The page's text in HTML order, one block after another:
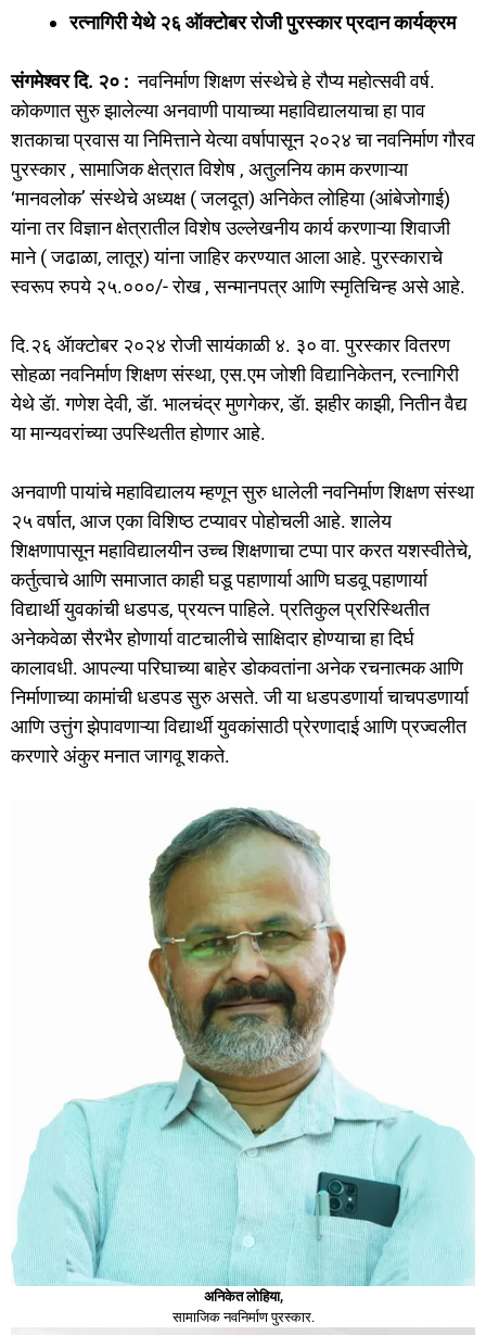
c
e
b
o
o
k
st
o
d
o
n
ai
l
ar
e
रत्नागिरी येथे २६ ऑक्टोबर रोजी पुरस्कार प्रदान कार्यक्रम
संगमेश्वर दि. २० :नवनिर्माण शिक्षण संस्थेचे हे रौप्य महोत्सवी वर्ष.
कोकणात सुरु झालेल्या अनवाणी पायाच्या महाविद्यालयाचा हा पाव
शतकाचा प्रवास या निमित्ताने येत्या वर्षापासून २०२४ चा नवनिर्माण गौरव
पुरस्कार , सामाजिक क्षेत्रात विशेष , अतुलनिय काम करणाऱ्या
‘मानवलोक’ संस्थेचे अध्यक्ष ( जलदूत) अनिकेत लोहिया (आंबेजोगाई)
यांना तर विज्ञान क्षेत्रातील विशेष उल्लेखनीय कार्य करणाऱ्या शिवाजी
माने ( जढाळा, लातूर) यांना जाहिर करण्यात आला आहे. पुरस्काराचे
स्वरूप रुपये २५.०००/- रोख , सन्मानपत्र आणि स्मृतिचिन्ह असे आहे.
दि.२६ ॲाक्टोबर २०२४ रोजी सायंकाळी ४. ३० वा. पुरस्कार वितरण
सोहळा नवनिर्माण शिक्षण संस्था, एस.एम जोशी विद्यानिकेतन, रत्नागिरी
येथे डॅा. गणेश देवी, डॅा. भालचंद्र मुणगेकर, डॅा. झहीर काझी, नितीन वैद्य
या मान्यवरांच्या उपस्थितीत होणार आहे.
अनवाणी पायांचे महाविद्यालय म्हणून सुरु धालेली नवनिर्माण शिक्षण संस्था
२५ वर्षात, आज एका विशिष्ठ टप्यावर पोहोचली आहे. शालेय
शिक्षणापासून महाविद्यालयीन उच्च शिक्षणाचा टप्पा पार करत यशस्वीतेचे,
कर्तुत्वाचे आणि समाजात काही घडू पहाणार्या आणि घडवू पहाणार्या
विद्यार्थी युवकांची धडपड, प्रयत्न पाहिले. प्रतिकुल प्ररिस्थितीत
अनेकवेळा सैरभैर होणार्या वाटचालीचे साक्षिदार होण्याचा हा दिर्घ
कालावधी. आपल्या परिघाच्या बाहेर डोकवतांना अनेक रचनात्मक आणि
निर्माणाच्या कामांची धडपड सुरु असते. जी या धडपडणार्या चाचपडणार्या
आणि उत्तुंग झेपावणाऱ्या विद्यार्थी युवकांसाठी प्रेरणादाई आणि प्रज्वलीत
करणारे अंकुर मनात जागवू शकते.
अनिकेत लोहिया,
सामाजिक नवनिर्माण पुरस्कार.